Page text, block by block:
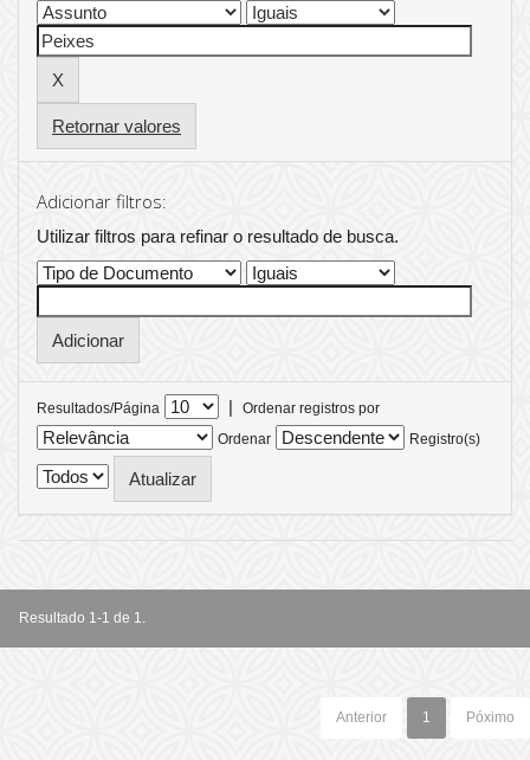
Retornar valores
Adicionar filtros:
Utilizar filtros para refinar o resultado de busca.
Resultados/Página |
Ordenar registros por
Ordenar
Registro(s)
Resultado 1-1 de 1.
Anterior 1 Póximo